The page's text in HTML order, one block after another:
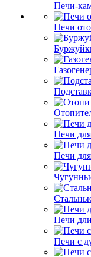
Печи-
Печи
Печи
Печи
Печи
Печи с